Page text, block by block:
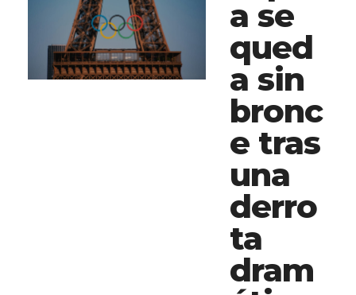
a se
qued
a sin
bronc
e tras
una
derro
ta
dram